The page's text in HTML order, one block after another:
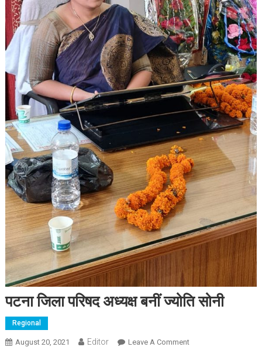
पटना जिला परिषद अध्यक्ष बनीं ज्योति सोनी
Regional
August 20, 2021 Editor Leave A CommentOn पटना जिला परिषद